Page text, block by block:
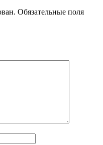
Обязательные поля